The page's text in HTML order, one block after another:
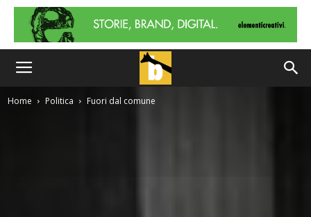
Home Politica Fuori dal comune